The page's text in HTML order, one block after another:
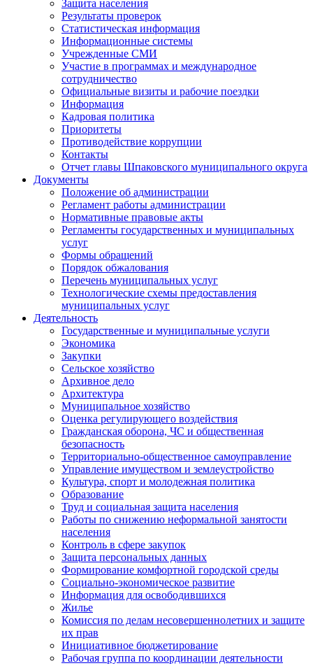
Защита населения
Результаты проверок
Статистическая информация
Информационные системы
Учрежденные СМИ
Участие в программах и международное
сотрудничество
Официальные визиты и рабочие поездки
Информация
Кадровая политика
Приоритеты
Противодействие коррупции
Контакты
Отчет главы Шпаковского муниципального округа
Документы
Положение об администрации
Регламент работы администрации
Нормативные правовые акты
Регламенты государственных и муниципальных
услуг
Формы обращений
Порядок обжалования
Перечень муниципальных услуг
Технологические схемы предоставления
муниципальных услуг
Деятельность
Государственные и муниципальные услуги
Экономика
Закупки
Сельское хозяйство
Архивное дело
Архитектура
Муниципальное хозяйство
Оценка регулирующего воздействия
Гражданская оборона, ЧС и общественная
безопасность
Территориально-общественное самоуправление
Управление имуществом и землеустройство
Культура, спорт и молодежная политика
Образование
Труд и социальная защита населения
Работы по снижению неформальной занятости
населения
Контроль в сфере закупок
Защита персональных данных
Формирование комфортной городской среды
Социально-экономическое развитие
Информация для освободившихся
Жилье
Комиссия по делам несовершеннолетних и защите
их прав
Инициативное бюджетирование
Рабочая группа по координации деятельности